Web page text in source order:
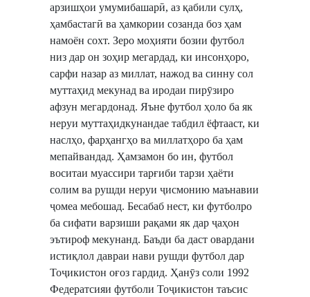
арзишҳои умумибашарӣ, аз қабили сулҳ,
ҳамбастагӣ ва ҳамкории созанда боз ҳам
намоён сохт. Зеро моҳияти бозии футбол
низ дар он зоҳир мегардад, ки инсонҳоро,
сарфи назар аз миллат, нажод ва синну сол
муттаҳид мекунад ва иродаи пирӯзиро
афзун мегардонад. Яъне футбол ҳоло ба як
неруи муттаҳидкунандае табдил ёфтааст, ки
наслҳо, фарҳангҳо ва миллатҳоро ба ҳам
мепайвандад. Ҳамзамон бо ин, футбол
воситаи муассири тарғиби тарзи ҳаёти
солим ва рушди неруи ҷисмонию маънавии
ҷомеа мебошад. Бесабаб нест, ки футболро
ба сифати варзиши рақами як дар ҷаҳон
эътироф мекунанд. Баъди ба даст овардани
истиқлол давраи нави рушди футбол дар
Тоҷикистон оғоз гардид. Ҳанӯз соли 1992
Федератсияи футболи Тоҷикистон таъсис